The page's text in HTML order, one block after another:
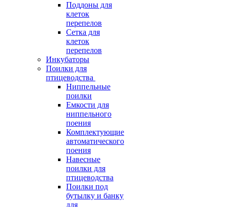
Поддоны для
клеток
перепелов
Сетка для
клеток
перепелов
Инкубаторы
Поилки для
птицеводства
Ниппельные
поилки
Емкости для
ниппельного
поения
Комплектующие
автоматического
поения
Навесные
поилки для
птицеводства
Поилки под
бутылку и банку
для